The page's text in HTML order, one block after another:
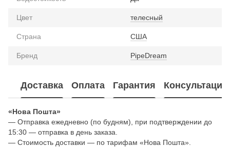
Цвет телесный
Страна США
Бренд PipeDream
Доставка Оплата Гарантия Консультация
«Нова Пошта»
— Отправка ежедневно (по будням), при подтверждении до
15:30 — отправка в день заказа.
— Стоимость доставки — по тарифам «Нова Пошта».